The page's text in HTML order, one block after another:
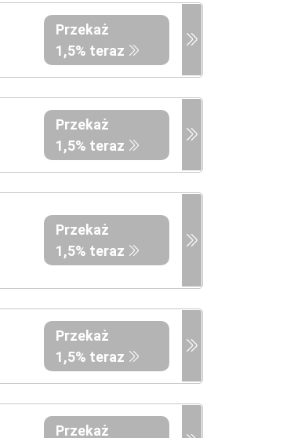
Przekaż
1,5% teraz
Przekaż
1,5% teraz
Przekaż
1,5% teraz
Przekaż
1,5% teraz
Przekaż